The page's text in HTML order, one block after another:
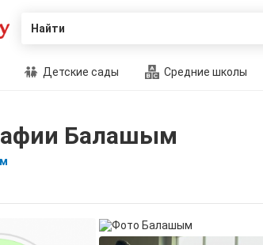
Найти
Детские сады Средние школы
Балашым